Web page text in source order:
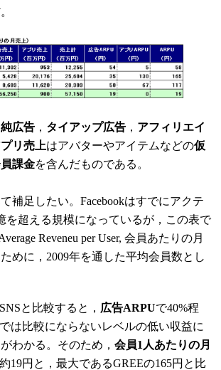
純広告 ， タイアップ広告 ， アフィリエイ
リ売上はアバターやアイテムなどの仮
課金を含んだものである。
補足したい。Facebookはすでにアクテ
を超える規模になっているが，この表で
Reveneu per User, 会員あたりの月
めに，2009年を通した平均会員数とし
と比較すると， 広告ARPUで40%程
では比較にならないレベルの低い収益に
わかる。そのため， 会員1人あたりの月
19円と，最大であるGREEの165円と比